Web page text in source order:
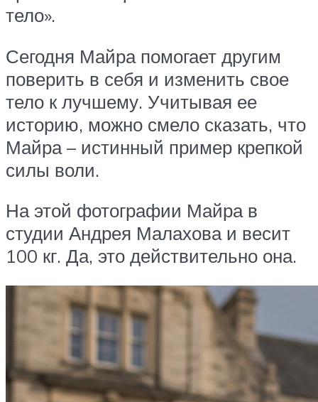
тело».
Сегодня Майра помогает другим
поверить в себя и изменить свое
тело к лучшему. Учитывая ее
историю, можно смело сказать, что
Майра – истинный пример крепкой
силы воли.
На этой фотографии Майра в
студии Андрея Малахова и весит
100 кг. Да, это действительно она.